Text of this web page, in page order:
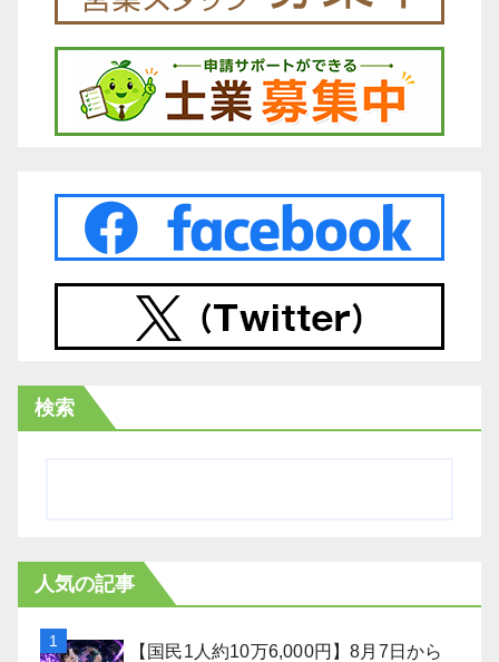
検索
人気の記事
【国民1人約10万6,000円】8月7日から